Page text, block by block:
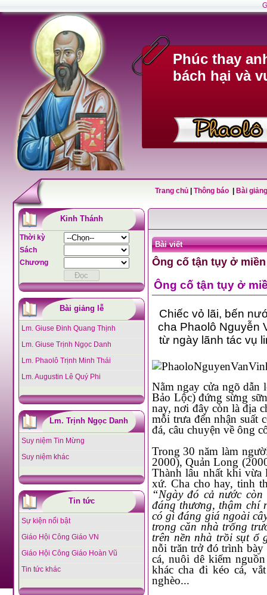
Phúc thay
bách hại và
Trang chủ Thông báo Bài
Kinh Thánh
Thời kỳ
Sách
Chương
Bài giảng lễ
Lm. Giuse Đinh Quang Thịnh
Lm. Giuse Trịnh Ngọc Danh
Lm. Phaolô Trịnh Minh Thái
Lm. Augustin Lê Quý Phi
Lm. Trịnh Ngọc Danh
Suy niệm Tin Mừng
Suy niệm khác
Tin tức
Sự kiện nổi bật
Giáo Hội Công Giáo VN
Giáo Hội Công Giáo Hoàn Vũ
Tin tức khác
Bài viết
Ông cố tận tụy ở
Ông cố tận tụy ở
Chiếc vỏ lãi, bến nước
cha Phaolô Nguyễn Văn
từ ngày lãnh tác vụ linh
Nằm ngay cửa ngõ dẫn lối vào thành phố Cà Mau, nhà thờ Cà Mau (còn gọi là nhà thờ
Bảo Lộc) đứng sừng sững như
nay, nơi đây còn là địa chỉ quen thuộc
mỗi trưa đến nhận suất cơm miễn phí do Caritas giáo
Trong 30 năm làm người chăn chiên, cha đi qua ba họ đạo: Hòa Thành (từ năm 1986 -
2000), Quản Long (2000 -
Thành lâu nhất khi vừa làm cha phó,
“Ngày đó cả nước còn trong thời điểm khó khăn, đi đâu mình cũng gặp hoàn cảnh
đáng thương, thậm chí nhiều lần đến thăm nhà người dân, nhìn vào bên trong chẳng
có gì đáng giá ngoài cây đèn dầu và chiếc giường gỗ ọp ẹp. Có nơi chỉ hai cụ già sống
trong căn nhà trống trước hở
nỗi trăn trở đó trình bày với cha sở, sau khi bàn tính, hai cha con quyết định đào ao thả
cá, nuôi dê kiếm nguồn vốn làm việc từ thiện. Ngày ngày, buổi lo việc nhà xứ, buổi
khác cha đi kéo cá, vắt
nghèo...